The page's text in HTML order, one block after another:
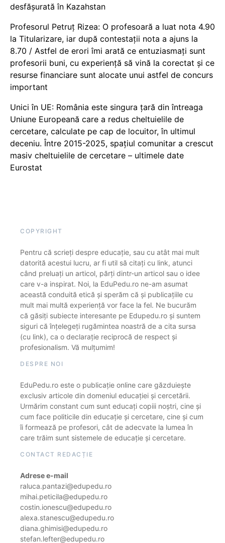
desfășurată în Kazahstan
Profesorul Petruț Rizea: O profesoară a luat nota 4.90
la Titularizare, iar după contestații nota a ajuns la
8.70 / Astfel de erori îmi arată ce entuziasmați sunt
profesorii buni, cu experiență să vină la corectat și ce
resurse financiare sunt alocate unui astfel de concurs
important
Unici în UE: România este singura țară din întreaga
Uniune Europeană care a redus cheltuielile de
cercetare, calculate pe cap de locuitor, în ultimul
deceniu. Între 2015-2025, spațiul comunitar a crescut
masiv cheltuielile de cercetare – ultimele date
Eurostat
COPYRIGHT
Pentru că scrieți despre educație, sau cu atât mai mult
datorită acestui lucru, ar fi util să citați cu link, atunci
când preluați un articol, părți dintr-un articol sau o idee
care v-a inspirat. Noi, la EduPedu.ro ne-am asumat
această conduită etică și sperăm că și publicațiile cu
mult mai multă experiență vor face la fel. Ne bucurăm
că găsiți subiecte interesante pe Edupedu.ro și suntem
siguri că înțelegeți rugămintea noastră de a cita sursa
(cu link), ca o declarație reciprocă de respect și
profesionalism. Vă mulțumim!
DESPRE NOI
EduPedu.ro este o publicație online care găzduiește
exclusiv articole din domeniul educației și cercetării.
Urmărim constant cum sunt educați copiii noștri, cine și
cum face politicile din educație și cercetare, cine și cum
îi formează pe profesori, cât de adecvate la lumea în
care trăim sunt sistemele de educație și cercetare.
CONTACT REDACȚIE
Adrese e-mail
raluca.pantazi@edupedu.ro
mihai.peticila@edupedu.ro
costin.ionescu@edupedu.ro
alexa.stanescu@edupedu.ro
diana.ghimisi@edupedu.ro
stefan.lefter@edupedu.ro